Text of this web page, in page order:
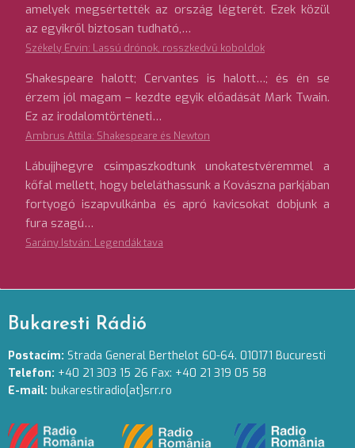
amelyek megsértették az ország légterét. Ezek közül
az egyikről biztosan tudható,…
Székely Ervin: Lassú drónok, rosszkedvű koboldok
Shakespeare halott; Cervantes is halott…; és én se
érzem jól magam – kezdte egyik előadását Mark Twain.
Ez az irodalomtörténeti…
Ambrus Attila: Shakespeare és Newton
Lábujjhegyre csimpaszkodtunk unokatestvéremmel a
kőfal mellett, hogy beleláthassunk a Kovászna parkjában
fortyogó iszapvulkánba és apró kavicsokat dobjunk a
fura szagú…
Sarány István: Legendák tava
Bukaresti Rádió
Postacím: Strada General Berthelot 60-64. 010171 Bucuresti
Telefon: +40 21 303 15 26 Fax: +40 21 319 05 58
E-mail: bukarestiradio[at]srr.ro